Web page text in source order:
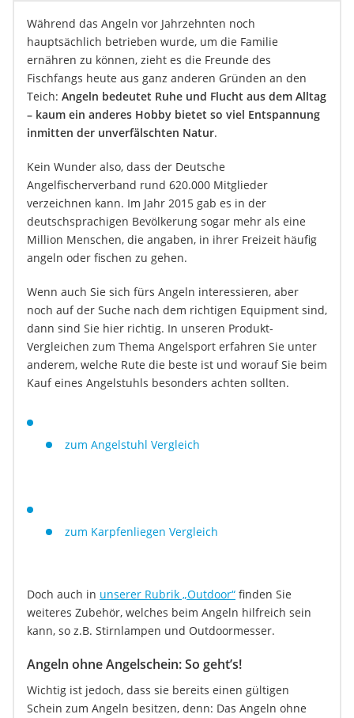
Während das Angeln vor Jahrzehnten noch
hauptsächlich betrieben wurde, um die Familie
ernähren zu können, zieht es die Freunde des
Fischfangs heute aus ganz anderen Gründen an den
Teich: Angeln bedeutet Ruhe und Flucht aus dem Alltag
– kaum ein anderes Hobby bietet so viel Entspannung
inmitten der unverfälschten Natur.
Kein Wunder also, dass der Deutsche
Angelfischerverband rund 620.000 Mitglieder
verzeichnen kann. Im Jahr 2015 gab es in der
deutschsprachigen Bevölkerung sogar mehr als eine
Million Menschen, die angaben, in ihrer Freizeit häufig
angeln oder fischen zu gehen.
Wenn auch Sie sich fürs Angeln interessieren, aber
noch auf der Suche nach dem richtigen Equipment sind,
dann sind Sie hier richtig. In unseren Produkt-
Vergleichen zum Thema Angelsport erfahren Sie unter
anderem, welche Rute die beste ist und worauf Sie beim
Kauf eines Angelstuhls besonders achten sollten.
zum Angelstuhl Vergleich
zum Karpfenliegen Vergleich
Doch auch in unserer Rubrik „Outdoor“ finden Sie
weiteres Zubehör, welches beim Angeln hilfreich sein
kann, so z.B. Stirnlampen und Outdoormesser.
Angeln ohne Angelschein: So geht’s!
Wichtig ist jedoch, dass sie bereits einen gültigen
Schein zum Angeln besitzen, denn: Das Angeln ohne